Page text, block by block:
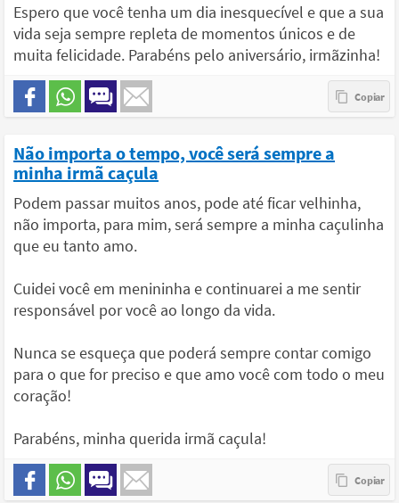
Espero que você tenha um dia inesquecível e que a sua
vida seja sempre repleta de momentos únicos e de
muita felicidade. Parabéns pelo aniversário, irmãzinha!
Não importa o tempo, você será sempre a
minha irmã caçula
Podem passar muitos anos, pode até ficar velhinha,
não importa, para mim, será sempre a minha caçulinha
que eu tanto amo.
Cuidei você em menininha e continuarei a me sentir
responsável por você ao longo da vida.
Nunca se esqueça que poderá sempre contar comigo
para o que for preciso e que amo você com todo o meu
coração!
Parabéns, minha querida irmã caçula!